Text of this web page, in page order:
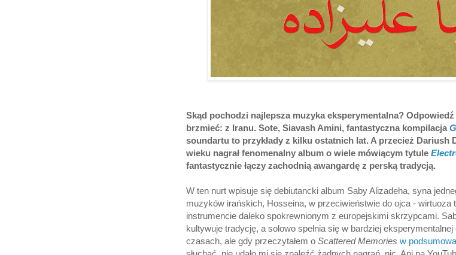
Skąd pochodzi najlepsza muzyka eksperymentalna?
brzmieć: z Iranu. Sote, Siavash Amini, fantastyczna kompilacja
soundartu to przykłady z kilku ostatnich lat. A przecież Dariush
wieku nagrał fenomenalny album o wiele mówiącym tytule
fantastycznie łączy zachodnią awangardę z perską tradycją.
W ten nurt wpisuje się debiutancki album Saby Alizadeha, syna
muzyków irańskich, Hosseina, w przeciwieństwie do ojca - wirtuoza
instrumencie daleko spokrewnionym z europejskimi skrzypcami.
kultywuje tradycję, a solowo spełnia się w bardziej
czasach, ale gdy przeczytałem o Scattered Memories w